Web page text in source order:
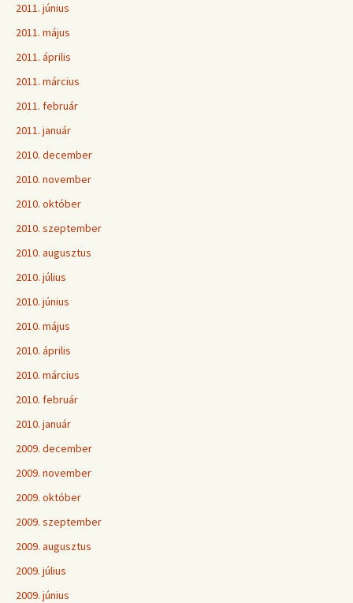
2011. június
2011. május
2011. április
2011. március
2011. február
2011. január
2010. december
2010. november
2010. október
2010. szeptember
2010. augusztus
2010. július
2010. június
2010. május
2010. április
2010. március
2010. február
2010. január
2009. december
2009. november
2009. október
2009. szeptember
2009. augusztus
2009. július
2009. június